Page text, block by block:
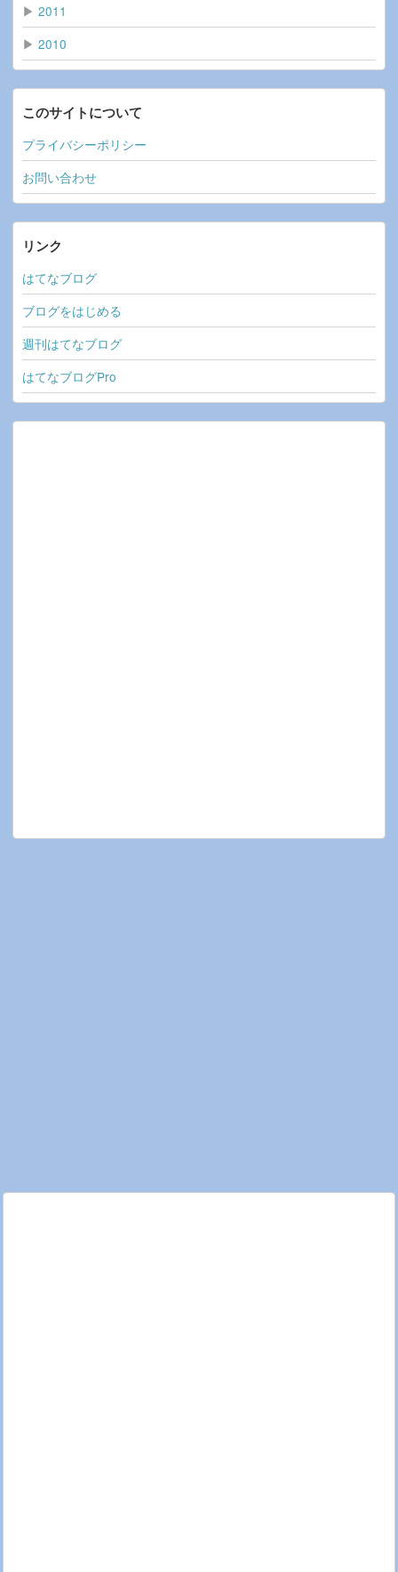
▶ 2011
▶ 2010
このサイトについて
プライバシーポリシー
お問い合わせ
リンク
はてなブログ
ブログをはじめる
週刊はてなブログ
はてなブログPro